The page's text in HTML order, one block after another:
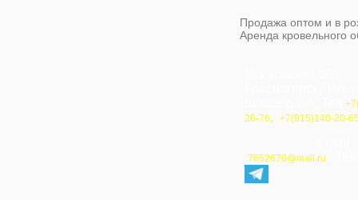
Продажа оптом и в
Аренда кровельного
26-76, +7(915)140-20-
7652676@mail.ru